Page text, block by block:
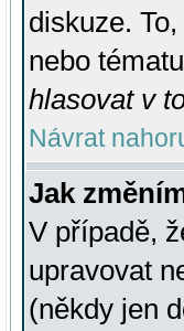
diskuze.
nebo
hlasovat v
Návrat
Jak
V případě,
upravovat
(někdy jen